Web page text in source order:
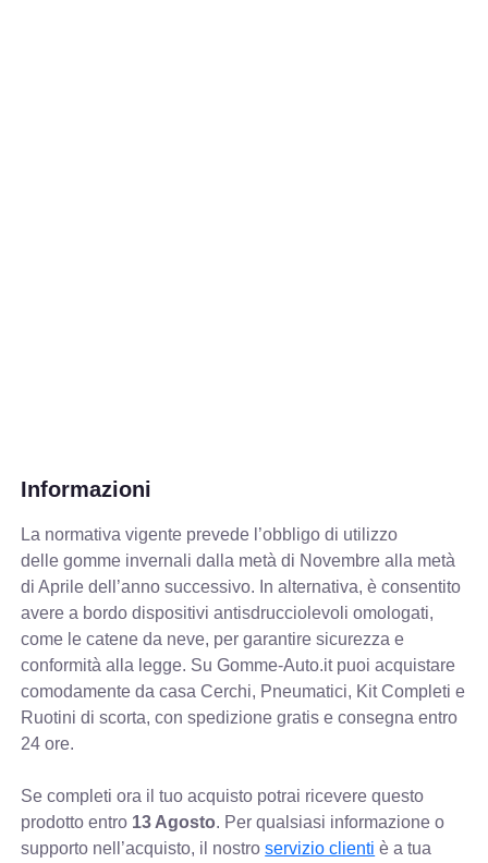
Informazioni
La normativa vigente prevede l’obbligo di utilizzo
delle gomme invernali dalla metà di Novembre alla metà
di Aprile dell’anno successivo. In alternativa, è consentito
avere a bordo dispositivi antisdrucciolevoli omologati,
come le catene da neve, per garantire sicurezza e
conformità alla legge. Su Gomme-Auto.it puoi acquistare
comodamente da casa Cerchi, Pneumatici, Kit Completi e
Ruotini di scorta, con spedizione gratis e consegna entro
24 ore.
Se completi ora il tuo acquisto potrai ricevere questo
prodotto entro 13 Agosto. Per qualsiasi informazione o
supporto nell’acquisto, il nostroservizio clienti è a tua